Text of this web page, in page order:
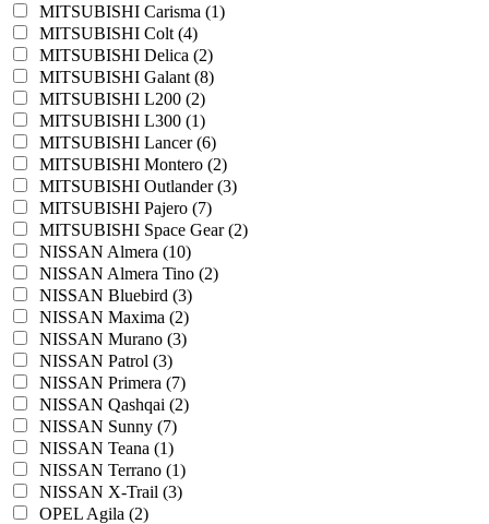
MITSUBISHI Carisma (1)
MITSUBISHI Colt (4)
MITSUBISHI Delica (2)
MITSUBISHI Galant (8)
MITSUBISHI L200 (2)
MITSUBISHI L300 (1)
MITSUBISHI Lancer (6)
MITSUBISHI Montero (2)
MITSUBISHI Outlander (3)
MITSUBISHI Pajero (7)
MITSUBISHI Space Gear (2)
NISSAN Almera (10)
NISSAN Almera Tino (2)
NISSAN Bluebird (3)
NISSAN Maxima (2)
NISSAN Murano (3)
NISSAN Patrol (3)
NISSAN Primera (7)
NISSAN Qashqai (2)
NISSAN Sunny (7)
NISSAN Teana (1)
NISSAN Terrano (1)
NISSAN X-Trail (3)
OPEL Agila (2)